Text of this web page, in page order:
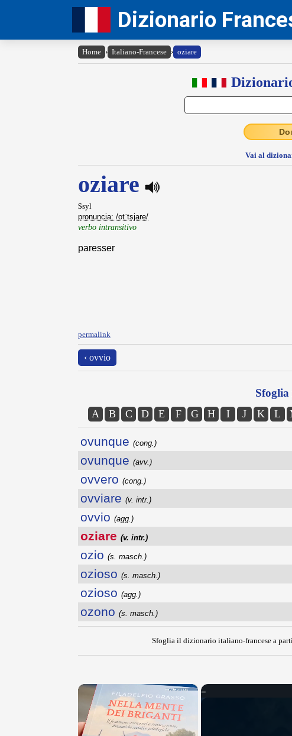
Dizionario
Home › Italiano-Francese › oziare
Vai al
oziare
$syl
pronuncia: /otˈtsjare/
verbo intransitivo
paresser
permalink
‹ ovvio
A B C D E F G H I J K L
ovunque (cong.)
ovunque (avv.)
ovvero (cong.)
ovviare (v. intr.)
ovvio (agg.)
oziare (v. intr.)
ozio (s. masch.)
ozioso (s. masch.)
ozioso (agg.)
ozono (s. masch.)
Sfoglia il dizionario italiano-francese a
×